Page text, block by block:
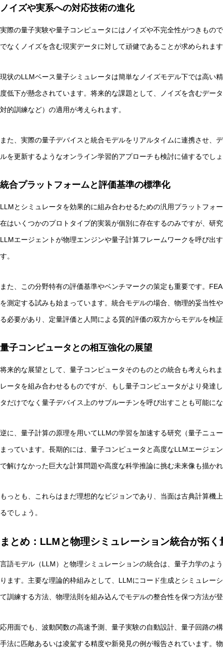
ノイズや実系への対応技術の進化
実際の量子実験や量子コンピュータにはノイズや不完全性がつきもの
でなくノイズを含む現実データに対して頑健であることが求められま
現状のLLMベース量子シミュレータは簡単なノイズモデル下では高い
度低下が懸念されています。将来的な課題として、ノイズを含むデー
対的訓練など）の適用が考えられます。
また、実際の量子デバイスと統合モデルをリアルタイムに連携させ、
ルを更新するようなオンライン学習的アプローチも検討に値するでし
統合プラットフォームと評価基準の標準化
LLMとシミュレータを効果的に組み合わせるための汎用プラットフォ
在はいくつかのプロトタイプ的実装が個別に存在するのみですが、研
LLMエージェントが物理エンジンや量子計算フレームワークを呼び出
す。
また、この分野特有の評価基準やベンチマークの策定も重要です。
を測定する試みも始まっています。統合モデルの場合、物理的妥当性
る必要があり、定量評価と人間による質的評価の双方からモデルを検
量子コンピュータとの相互強化の展望
将来的な展望として、量子コンピュータそのものとの統合も考えられ
レータを組み合わせるものですが、もし量子コンピュータがより発達
タだけでなく量子デバイス上のサブルーチンを呼び出すことも可能に
逆に、量子計算の原理を用いてLLMの学習を加速する研究（量子ニュ
まっています。長期的には、量子コンピュータと高度なLLMエージェ
で解けなかった巨大な計算問題や高度な科学推論に挑む未来像も描か
もっとも、これらはまだ理想的なビジョンであり、当面は古典計算機
るでしょう。
まとめ：LLMと物理シミュレーション統合が拓
言語モデル（LLM）と物理シミュレーションの統合は、量子力学のよ
ります。主要な理論的枠組みとして、LLMにコード生成とシミュレー
て訓練する方法、物理法則を組み込んでモデルの整合性を保つ方法が
応用面でも、波動関数の高速予測、量子実験の自動設計、量子回路の
手法に匹敵あるいは凌駕する精度や新発見の例が報告されています。